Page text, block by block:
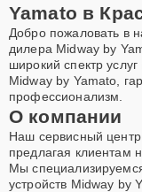
Yamato в
Добро пожаловать в
дилера Midway by
широкий спектр
Midway by Yamato,
профессионализм.
О компании
Наш сервисный центр
предлагая клиентам
Мы
устройств Midway by